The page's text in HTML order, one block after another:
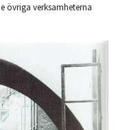
övriga verksamheterna